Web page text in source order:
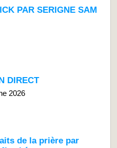
PAR SERIGNE SAM
DIRECT
2026
de la prière par